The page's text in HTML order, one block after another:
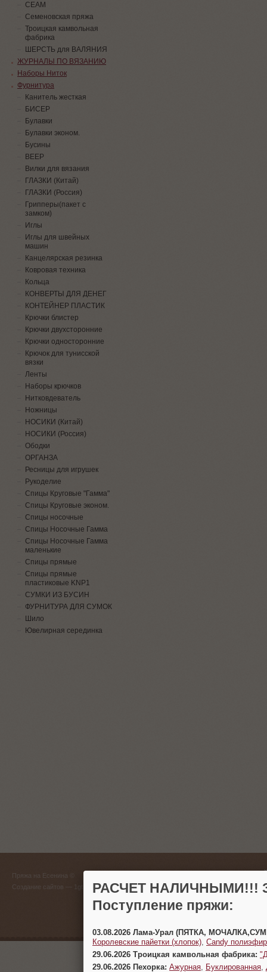
СЕАМ
Семеновская пряжа
Троицкая камвольная
фабрика
ШЕРСТЬ для ВАЛЯНИЯ
ЖУРНАЛЫ ПО ВЯЗАНИЮ
Наборы Ниток
Фурнитура
Канитель жесткая
БИСЕР
Булавки
Булавки эконом.
Бусины
ВЕЕР
Вилки для вязания
ГЛАЗКИ (Китай)
ГЛАЗКИ (Россия)
Грипперы(пакет с
замком)
Иглы
Иглы для швейных
машин
Канцелярская резинка
Ковровая техника
Кольца
КОНВЕРТЫ ДЛЯ ДЕНЕГ
КОНТЕЙНЕР ПЛАСТИК
Крючки блистер
Крючки двухсторонние
Крючки односторонние
Крючок для тунисской
вязки
Ленты
Наборы крючков
Нитковдеватель
Ножницы
НОСИКИ (Китай)
НОСИКИ (Россия)
Ободки
ОРГАНЗА
Ресницы для игрушек
Рукоделие
Спицы Круговые "Гамма"
Спицы Круговые эконом.
Спицы носочные
Спицы Носочные Гамма
Спицы Носочные Гамма
маленькие
Спицы прямые
Спицы прямые
пластиковые KNP1
СУМКИ ИЗ БУСИН
ФУРНИТУРА ДЛЯ СУМОК
Шило
Ювелирная серединка
Пряжа на Есенина ©
Создание сайтов
(383)
г.
РАСЧЕТ НАЛИЧНЫМИ!!!
Поступление пряжи:
03.08.2026 Лама-Урал (ПЯТКА,
Королевские пайетки (хлопок) Candy
29.06.2026 Троицкая камвольная фабрика:
29.06.2026 Пехорка: Ажурная Буклированная